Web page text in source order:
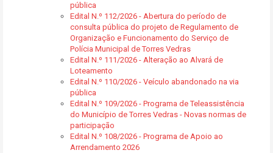
pública
Edital N.º 112/2026 - Abertura do período de
consulta pública do projeto de Regulamento de
Organização e Funcionamento do Serviço de
Polícia Municipal de Torres Vedras
Edital N.º 111/2026 - Alteração ao Alvará de
Loteamento
Edital N.º 110/2026 - Veículo abandonado na via
pública
Edital N.º 109/2026 - Programa de Teleassistência
do Município de Torres Vedras - Novas normas de
participação
Edital N.º 108/2026 - Programa de Apoio ao
Arrendamento 2026